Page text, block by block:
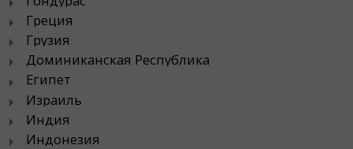
Греция
Грузия
Доминиканская Республика
Египет
Израиль
Индия
Индонезия